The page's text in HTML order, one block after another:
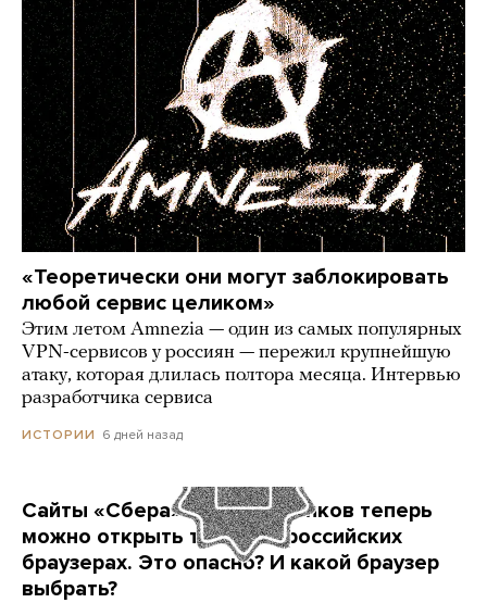
«Теоретически они могут заблокировать
любой сервис целиком»
Этим летом Amnezia — один из самых популярных
VPN-сервисов у россиян — пережил крупнейшую
атаку, которая длилась полтора месяца. Интервью
разработчика сервиса
ИСТОРИИ 6 дней назад
Сайты «Сбера» и других банков теперь
можно открыть только в российских
браузерах. Это опасно? И какой браузер
выбрать?